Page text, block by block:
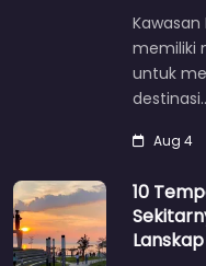
memiliki
untuk
Aug 4
10